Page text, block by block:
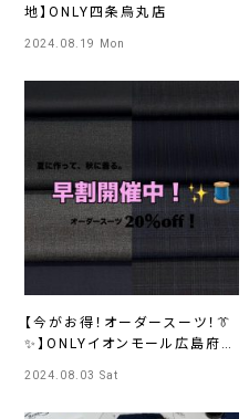
地】ONLY四条烏丸店
2024.08.19 Mon
【今がお得！オーダースーツ！👔
✨】ONLYイオンモール広島府中
2024.08.03 Sat